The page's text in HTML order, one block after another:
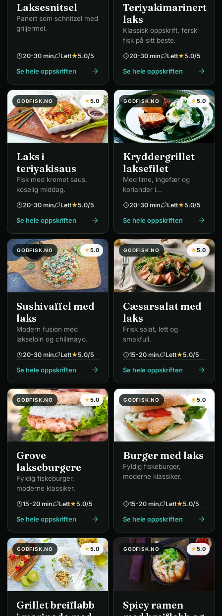
Laksesnitsel
Panert som schnitzel med
griljermel.
20-30 min Lett★5.0/5
Se hele oppskriften
Teriyakimarinert
laks
Klassisk oppskrift, fersk
fisk på sitt beste.
20-30 min Lett★5.0/5
Se hele oppskriften
GODFISK.NO ★5.0
Laks i
teriyakisaus
Fisk med kremet saus,
koselig middag.
20-30 min Lett★5.0/5
Se hele oppskriften
GODFISK.NO ★5.0
Kryddergrillet
laksefilet
Med lime, ingefær og
koriander i
20-30 min Lett★5.0/5
Se hele oppskriften
GODFISK.NO ★5.0
Sushivaffel med
laks
Modern fusion med
lakseloin og chilimayo.
20-30 min Lett★5.0/5
Se hele oppskriften
GODFISK.NO ★5.0
Cæsarsalat med
laks
Frisk salat, lett og
smakfull.
15-20 min Lett★5.0/5
Se hele oppskriften
GODFISK.NO ★5.0
Grove
lakseburgere
Fyldig fiskeburger,
moderne klassiker.
15-20 min Lett★5.0/5
Se hele oppskriften
GODFISK.NO ★5.0
Burger med laks
Fyldig fiskeburger,
moderne klassiker.
15-20 min Lett★5.0/5
Se hele oppskriften
GODFISK.NO ★5.0
Grillet breiflabb
GODFISK.NO ★5.0
Spicy ramen